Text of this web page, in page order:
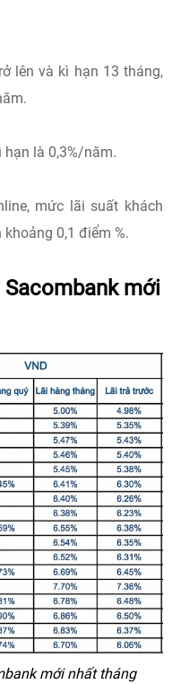
lên và kì hạn 13 tháng,
là 0,3%/năm.
mức lãi suất khách
0,1 điểm %.
Sacombank mới
mới nhất tháng